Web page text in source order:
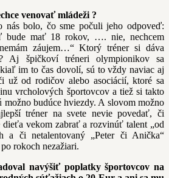
venovať mládeži ?
bolo, čo sme počuli jeho odpoveď:
bude mať 18 rokov, …. nie, nechcem
záujem…“ Ktorý tréner si dáva
Aj špičkoví tréneri olympionikov sa
im to čas dovolí, sú to vždy naviac aj
už od rodičov alebo asociácií, ktoré sa
vrcholových športovcov a tiež si takto
možno budúce hviezdy. A slovom možno
tréner na svete nevie povedať, či
dieťa vekom zabrať a rozvinúť talent „od
a či netalentovaný „Peter či Anička“
rokoch nezažiari.
navýšiť poplatky športovcov na